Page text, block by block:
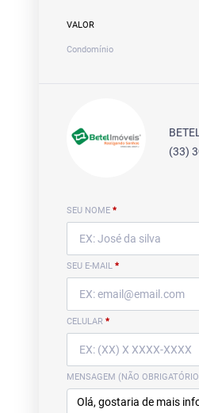
VALOR
Condomínio
(33)
SEU NOME *
SEU E-MAIL *
CELULAR *
MENSAGEM (NÃO